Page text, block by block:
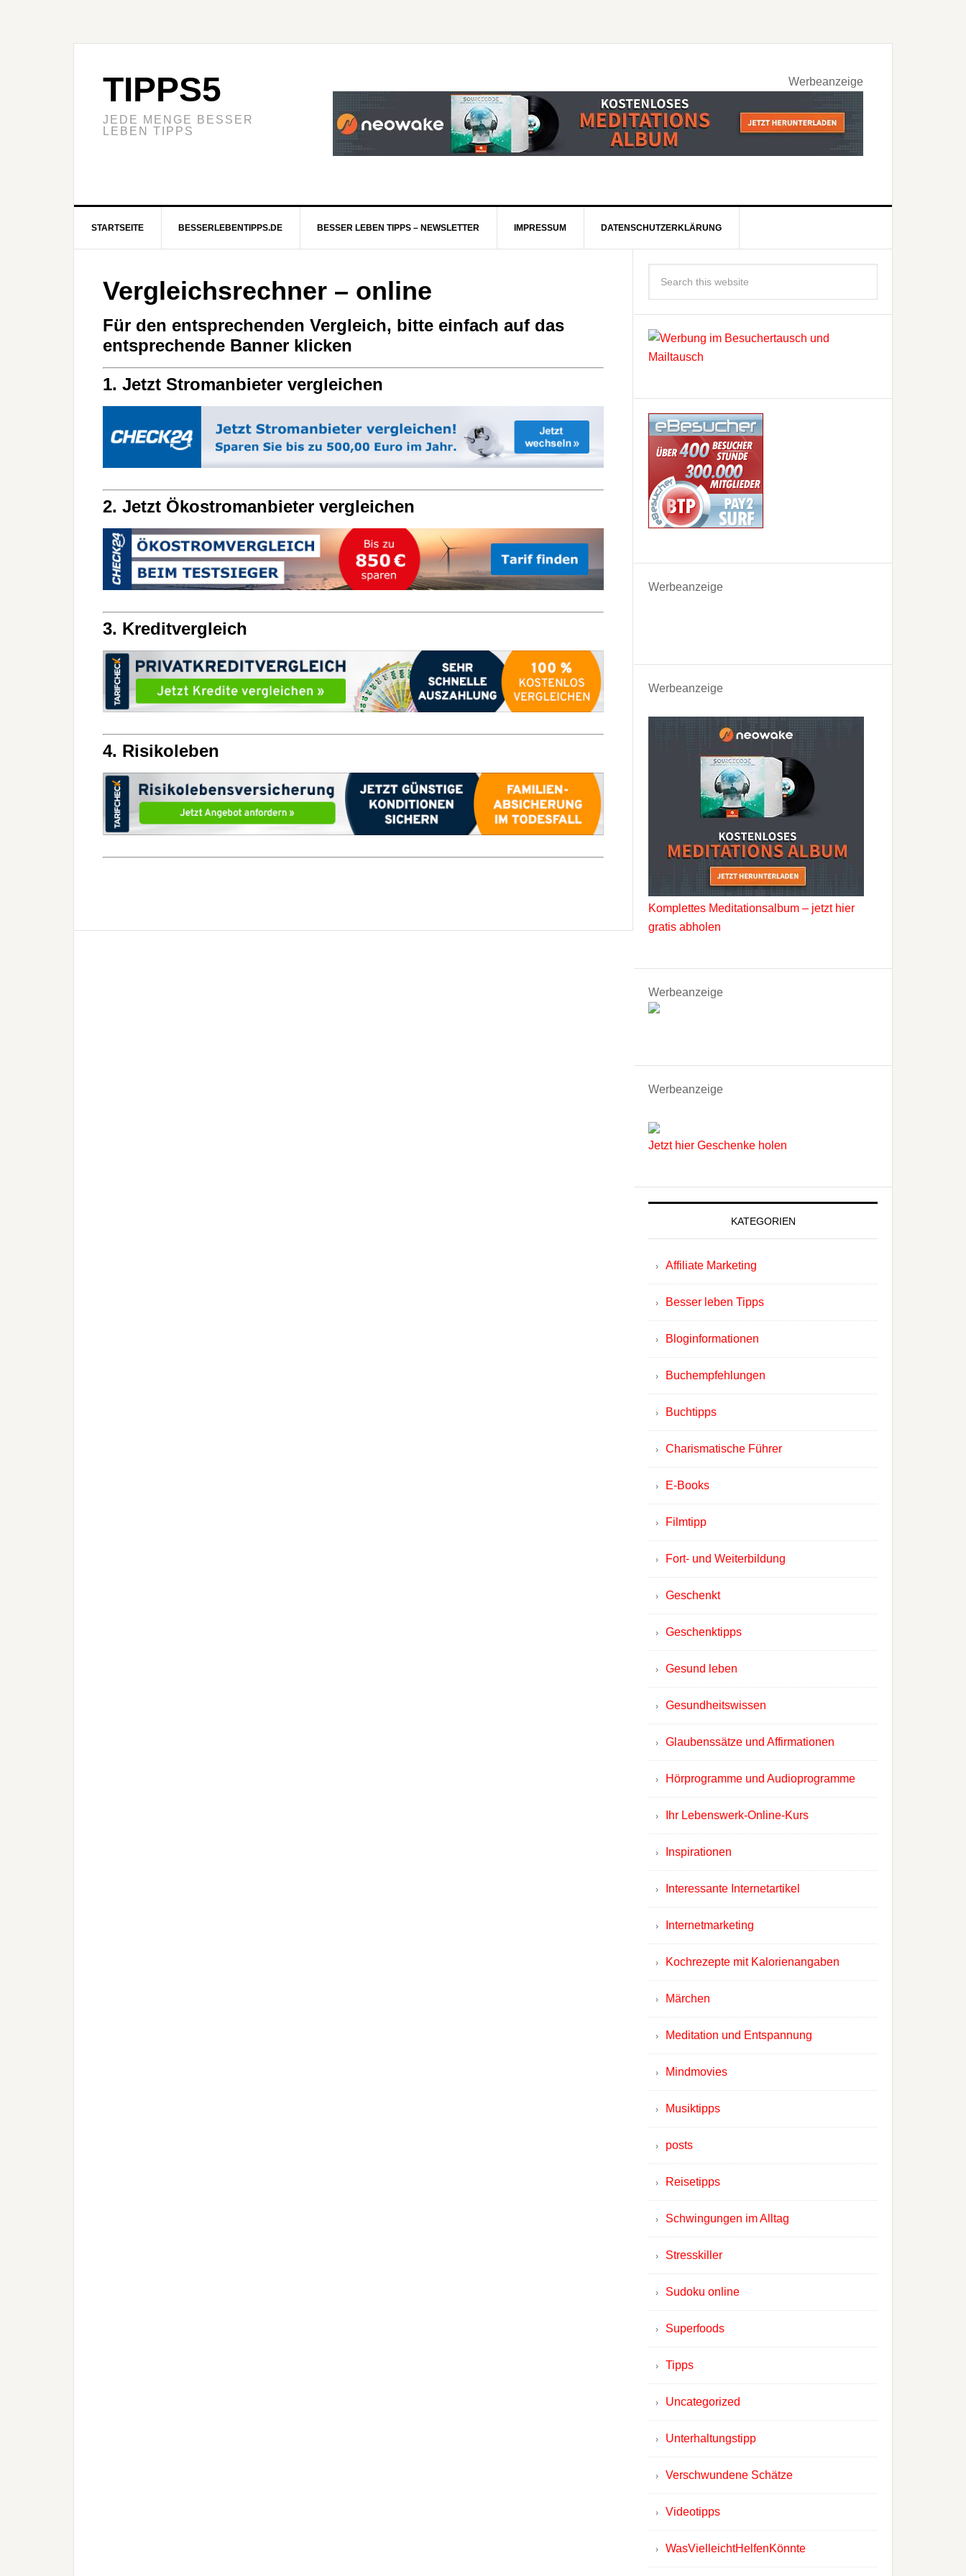
TIPPS5
JEDE MENGE BESSER
LEBEN TIPPS
Werbeanzeige
STARTSEITE BESSERLEBENTIPPS.DE BESSER LEBEN TIPPS – NEWSLETTER IMPRESSUM DATENSCHUTZERKLÄRUNG
Vergleichsrechner – online
Für den entsprechenden Vergleich, bitte einfach auf das
entsprechende Banner klicken
1. Jetzt Stromanbieter vergleichen
2. Jetzt Ökostromanbieter vergleichen
3. Kreditvergleich
4. Risikoleben
Werbeanzeige
Werbeanzeige
Komplettes Meditationsalbum – jetzt hier
gratis abholen
Werbeanzeige
Werbeanzeige
Jetzt hier Geschenke holen
KATEGORIEN
Affiliate Marketing
Besser leben Tipps
Bloginformationen
Buchempfehlungen
Buchtipps
Charismatische Führer
E-Books
Filmtipp
Fort- und Weiterbildung
Geschenkt
Geschenktipps
Gesund leben
Gesundheitswissen
Glaubenssätze und Affirmationen
Hörprogramme und Audioprogramme
Ihr Lebenswerk-Online-Kurs
Inspirationen
Interessante Internetartikel
Internetmarketing
Kochrezepte mit Kalorienangaben
Märchen
Meditation und Entspannung
Mindmovies
Musiktipps
posts
Reisetipps
Schwingungen im Alltag
Stresskiller
Sudoku online
Superfoods
Tipps
Uncategorized
Unterhaltungstipp
Verschwundene Schätze
Videotipps
WasVielleichtHelfenKönnte